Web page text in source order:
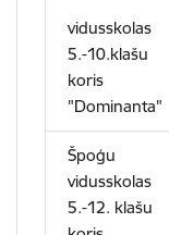
vidusskolas
5.-10.klašu
koris
"Dominanta"
Špoģu
vidusskolas
5.-12. klašu